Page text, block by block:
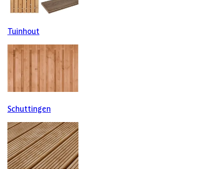
filter gebruiken om eenvoudig naar jouw ideale product te
gaan.Ben jij een groen, bouw of klusbedrijf? Bekijk
Tuinhout
Schuttingen